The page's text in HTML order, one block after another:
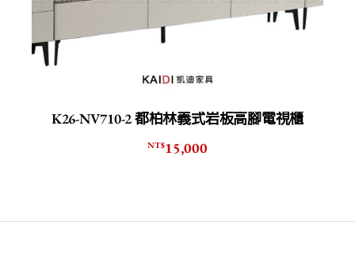
K26-NV710-2 都柏林義式岩板高腳電視櫃
NT$15,000